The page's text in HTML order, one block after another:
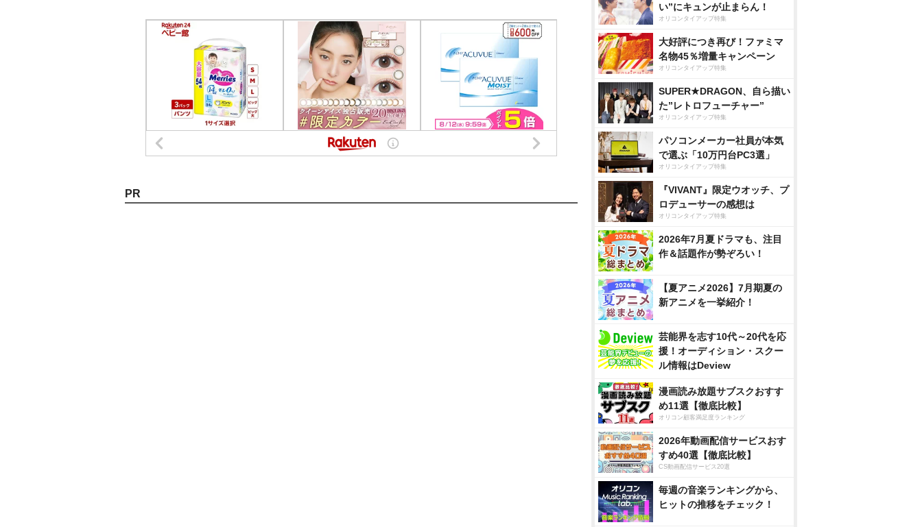
PR
い”にキュンが止まらん！
オリコンタイアップ特集
大好評につき再び！ファミマ
名物45％増量キャンペーン
オリコンタイアップ特集
SUPER★DRAGON、自ら描い
た”レトロフューチャー”
オリコンタイアップ特集
パソコンメーカー社員が本気
で選ぶ「10万円台PC3選」
オリコンタイアップ特集
『VIVANT』限定ウオッチ、プ
ロデューサーの感想は
オリコンタイアップ特集
2026年7月夏ドラマも、注目
作＆話題作が勢ぞろい！
【夏アニメ2026】7月期夏の
新アニメを一挙紹介！
芸能界を志す10代～20代を応
援！オーディション・スクー
ル情報はDeview
漫画読み放題サブスクおすす
め11選【徹底比較】
オリコン顧客満足度ランキング
2026年動画配信サービスおす
すめ40選【徹底比較】
CS動画配信サービス20選
毎週の音楽ランキングから、
ヒットの推移をチェック！